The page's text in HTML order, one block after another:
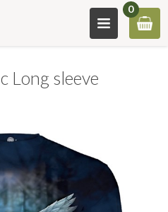
0
Long sleeve